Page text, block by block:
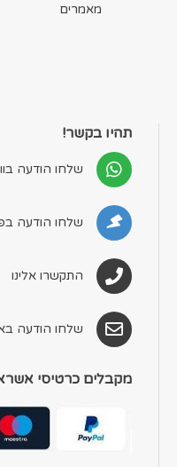
מאמרים
תהיו בקשר!
שלחו הודעה
שלחו הודעה
התקשרו אלינו
שלחו הודעה
מקבלים כרטיסי